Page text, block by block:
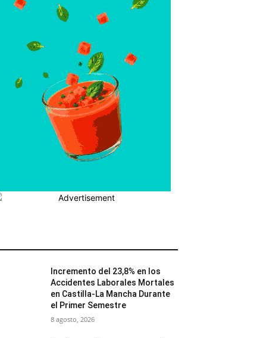
Incremento del 23,8% en los
Accidentes Laborales Mortales
en Castilla-La Mancha Durante
el Primer Semestre
8 agosto, 2026